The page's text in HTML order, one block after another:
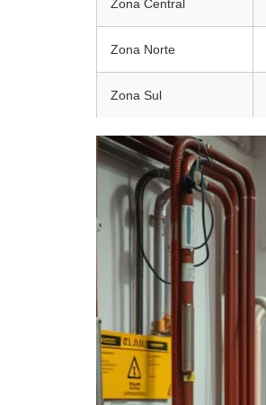
Zona Central
Zona Norte
Zona Sul